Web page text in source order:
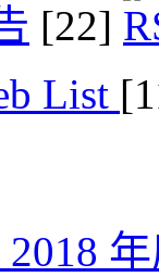
[22]
List
2018